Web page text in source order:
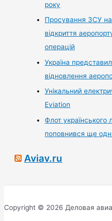
року
Просування ЗСУ
відкриття
операцій
Україна
відновлення
Унікальний
Eviation
Флот українського
поповнився ще
Aviav.ru
Copyright © 2026 Деловая